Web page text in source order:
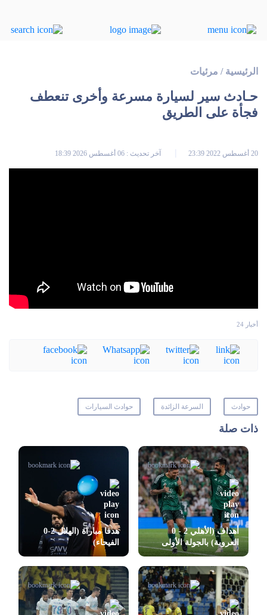
الرئيسية / مرئيات
حـادث سير لسيارة مسرعة وأخرى تنعطف
فجأة على الطريق
20 أغسطس 2022 23:39 آخر تحديث : 06 أغسطس 2026 18:39
أخبار 24
حوادث السرعة الزائدة حوادث السيارات
ذات صلة
أهداف (الأهلي 2 - 0
العروبة) بالجولة الأولى
بدوري روشن
هدفا مباراة (الهلال 2-0
الفيحاء)